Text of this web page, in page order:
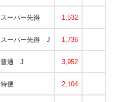
スーパー先得 1,532
スーパー先得 J 1,736
普通 J 3,952
特便 2,104